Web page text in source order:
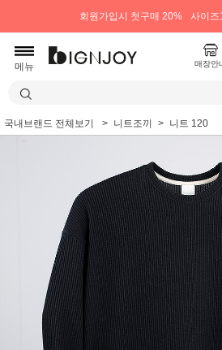
회원가입시 첫구매 20% 사이즈
메뉴 매장안
국내브랜드 전체보기 니트조끼 니트 120